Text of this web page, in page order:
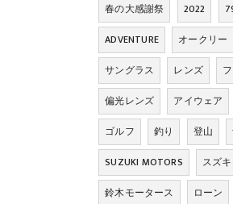
春の大感謝祭
2022
ADVENTURE
オークリー
サングラス
レンズ
偏光レンズ
アイウェア
ゴルフ
釣り 登山
SUZUKI MOTORS
スズ
鈴木モータース
ローン